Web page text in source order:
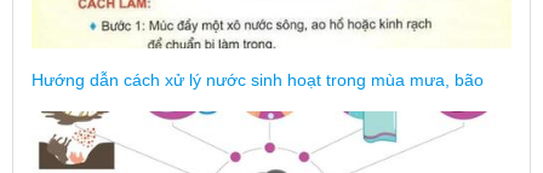
Hướng dẫn cách xử lý nước sinh hoạt trong mùa mưa, bão